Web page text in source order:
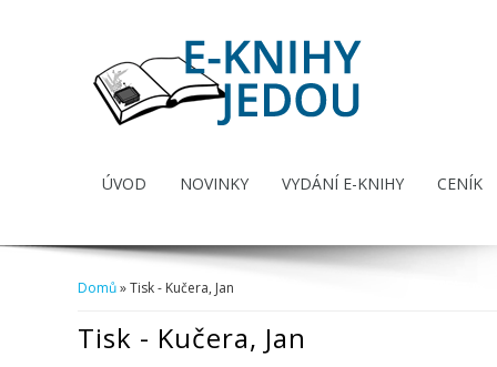
ÚVOD NOVINKY VYDÁNÍ E-KNIHY CENÍK
Domů» Tisk - Kučera, Jan
Tisk - Kučera, Jan